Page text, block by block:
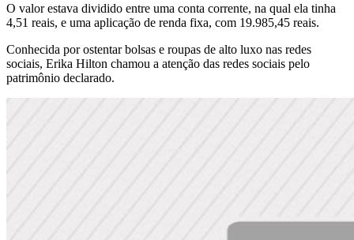
O valor estava dividido entre uma conta corrente, na qual ela tinha
4,51 reais, e uma aplicação de renda fixa, com 19.985,45 reais.
Conhecida por ostentar bolsas e roupas de alto luxo nas redes
sociais, Erika Hilton chamou a atenção das redes sociais pelo
patrimônio declarado.